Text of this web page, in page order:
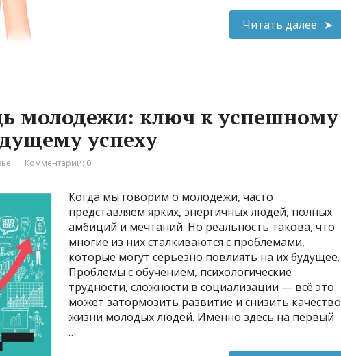
Читать далее
молодежи: ключ к успешному
успеху
Комментарии: 0
Когда мы говорим о молодежи, часто
представляем ярких, энергичных людей, полных
амбиций и мечтаний. Но реальность такова, что
многие из них сталкиваются с проблемами,
которые могут серьезно повлиять на их будущее.
Проблемы с обучением, психологические
трудности, сложности в социализации — всё это
может затормозить развитие и снизить качество
жизни молодых людей. Именно здесь на первый
…